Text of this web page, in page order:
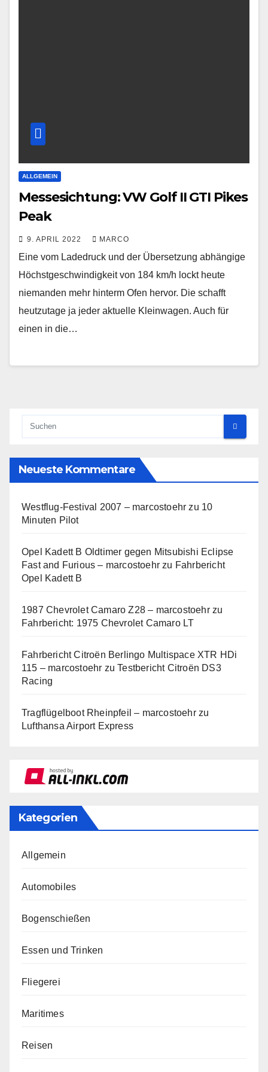
ALLGEMEIN
Messesichtung: VW Golf II GTI Pikes
Peak
9. APRIL 2022 MARCO
Eine vom Ladedruck und der Übersetzung abhängige
Höchstgeschwindigkeit von 184 km/h lockt heute
niemanden mehr hinterm Ofen hervor. Die schafft
heutzutage ja jeder aktuelle Kleinwagen. Auch für
einen in die…
Neueste Kommentare
Westflug-Festival 2007 – marcostoehr zu 10
Minuten Pilot
Opel Kadett B Oldtimer gegen Mitsubishi Eclipse
Fast and Furious – marcostoehr zu Fahrbericht
Opel Kadett B
1987 Chevrolet Camaro Z28 – marcostoehrzu
Fahrbericht: 1975 Chevrolet Camaro LT
Fahrbericht Citroën Berlingo Multispace XTR HDi
115 – marcostoehr zuTestbericht Citroën DS3
Racing
Tragflügelboot Rheinpfeil – marcostoehrzu
Lufthansa Airport Express
Kategorien
Allgemein
Automobiles
Bogenschießen
Essen und Trinken
Fliegerei
Maritimes
Reisen